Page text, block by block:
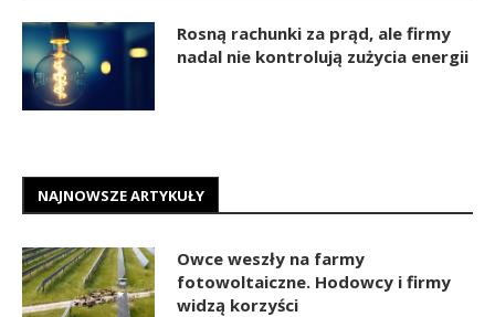
Rosną rachunki za prąd, ale firmy
nadal nie kontrolują zużycia energii
NAJNOWSZE ARTYKUŁY
Owce weszły na farmy
fotowoltaiczne. Hodowcy i firmy
widzą korzyści